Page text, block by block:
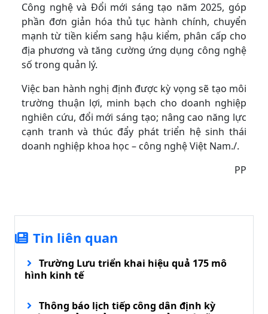
Công nghệ và Đổi mới sáng tạo năm 2025, góp
phần đơn giản hóa thủ tục hành chính, chuyển
mạnh từ tiền kiểm sang hậu kiểm, phân cấp cho
địa phương và tăng cường ứng dụng công nghệ
số trong quản lý.
Việc ban hành nghị định được kỳ vọng sẽ tạo môi
trường thuận lợi, minh bạch cho doanh nghiệp
nghiên cứu, đổi mới sáng tạo; nâng cao năng lực
cạnh tranh và thúc đẩy phát triển hệ sinh thái
doanh nghiệp khoa học – công nghệ Việt Nam./.
PP
Tin liên quan
Trường Lưu triển khai hiệu quả 175 mô
hình kinh tế
Thông báo lịch tiếp công dân định kỳ